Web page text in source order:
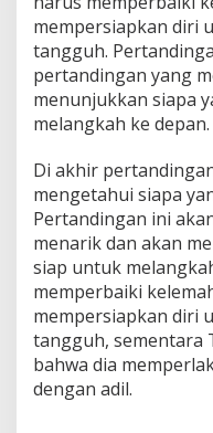
mempersiapkan diri
tangguh.
pertandingan yang
menunjukkan siapa
melangkah ke depan.
Di akhir
mengetahui siapa
Pertandingan ini
menarik dan akan
siap untuk
memperbaiki
mempersiapkan diri
tangguh, sementara
bahwa dia
dengan adil.